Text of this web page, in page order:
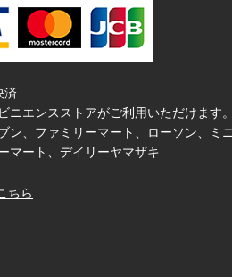
済
ニエンスストアがご利用いただけます。
ン、ファミリーマート、ローソン、ミ
マート、デイリーヤマザキ
ちら